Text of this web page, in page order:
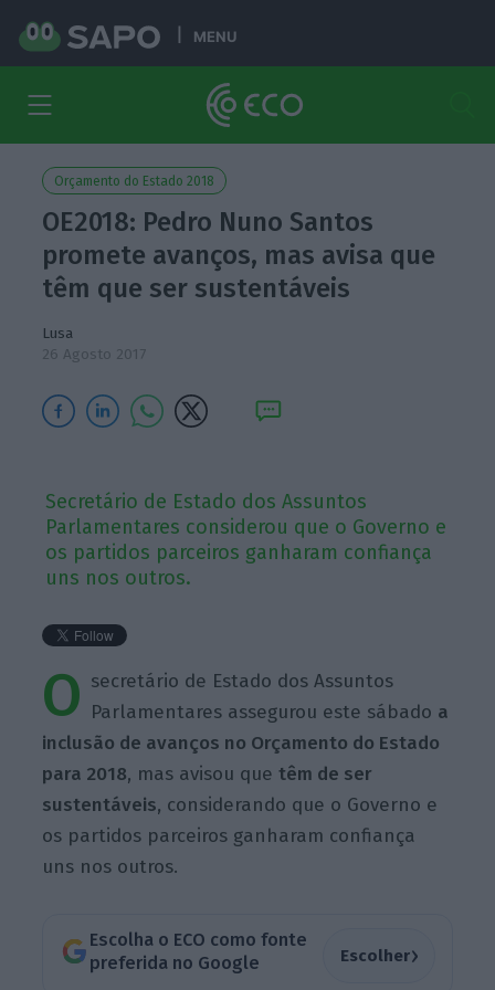
MENU
Orçamento do Estado 2018
OE2018: Pedro Nuno Santos
promete avanços, mas avisa que
têm que ser sustentáveis
Lusa
26 Agosto 2017
Secretário de Estado dos Assuntos
Parlamentares considerou que o Governo e
os partidos parceiros ganharam confiança
uns nos outros.
O secretário de Estado dos Assuntos
Parlamentares assegurou este sábado a
inclusão de avanços no Orçamento do Estado
para 2018, mas avisou quetêm de ser
sustentáveis, considerando que o Governo e
os partidos parceiros ganharam confiança
uns nos outros.
Escolha o ECO como fonte
preferida no Google
Escolher›